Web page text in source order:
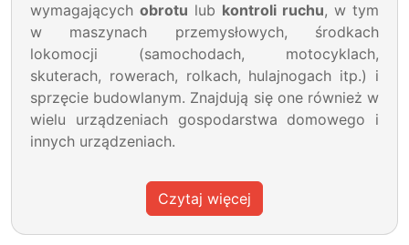
wymagających obrotu lub kontroli ruchu, w tym
w maszynach przemysłowych, środkach
lokomocji (samochodach, motocyklach,
skuterach, rowerach, rolkach, hulajnogach itp.) i
sprzęcie budowlanym. Znajdują się one również w
wielu urządzeniach gospodarstwa domowego i
innych urządzeniach.
Czytaj więcej